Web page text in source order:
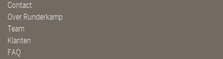
Contact
Over Runderkamp
Team
Klanten
FAQ